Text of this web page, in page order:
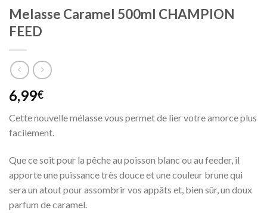
Melasse Caramel 500ml CHAMPION
FEED
6,99€
Cette nouvelle mélasse vous permet de lier votre amorce plus
facilement.
Que ce soit pour la pêche au poisson blanc ou au feeder, il
apporte une puissance très douce et une couleur brune qui
sera un atout pour assombrir vos appâts et, bien sûr, un doux
parfum de caramel.